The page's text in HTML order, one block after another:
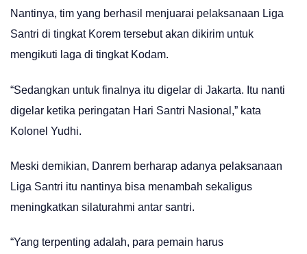
Nantinya, tim yang berhasil menjuarai pelaksanaan Liga
Santri di tingkat Korem tersebut akan dikirim untuk
mengikuti laga di tingkat Kodam.
“Sedangkan untuk finalnya itu digelar di Jakarta. Itu nanti
digelar ketika peringatan Hari Santri Nasional,” kata
Kolonel Yudhi.
Meski demikian, Danrem berharap adanya pelaksanaan
Liga Santri itu nantinya bisa menambah sekaligus
meningkatkan silaturahmi antar santri.
“Yang terpenting adalah, para pemain harus